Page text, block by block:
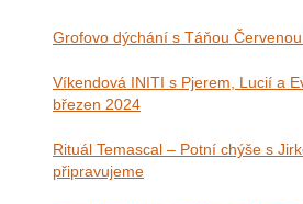
Grofovo dýchání s Táňou
Víkendová INITI s Pjerem, Lucií a Evou
březen 2024
Rituál Temascal – Potní chýše s
připravujeme